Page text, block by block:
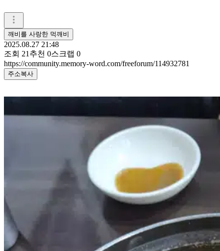
깨비를 사랑한 먹깨비
2025.08.27 21:48
조회 21 추천 0스크랩 0
https://community.memory-word.com/freeforum/114932781
주소복사